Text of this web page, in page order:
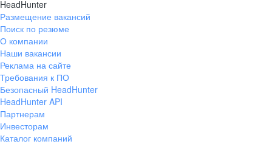
HeadHunter
Размещение вакансий
Поиск по резюме
О компании
Наши вакансии
Реклама на сайте
Требования к ПО
Безопасный HeadHunter
HeadHunter API
Партнерам
Инвесторам
Каталог компаний